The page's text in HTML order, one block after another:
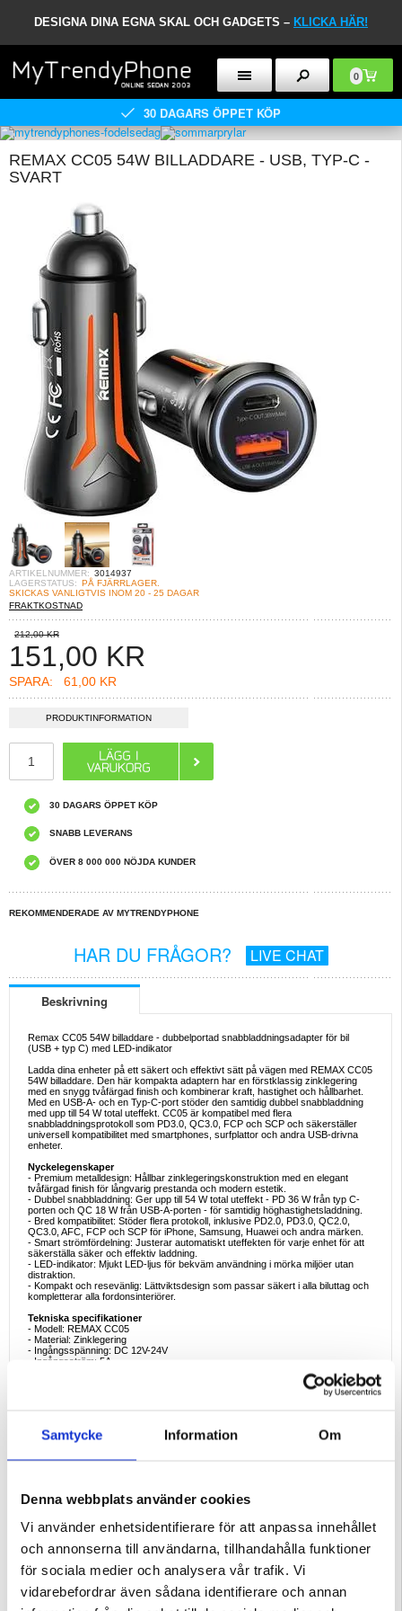
Samtycke Information Om
Denna webbplats använder cookies
Vi använder enhetsidentifierare för att anpassa innehållet
och annonserna till användarna, tillhandahålla funktioner
för sociala medier och analysera vår trafik. Vi
vidarebefordrar även sådana identifierare och annan
DESIGNA DINA EGNA SKAL OCH GADGETS – KLICKA HÄR!
0
30 DAGARS ÖPPET KÖP
REMAX CC05 54W BILLADDARE - USB, TYP-C -
SVART
ARTIKELNUMMER: 3014937
LAGERSTATUS: PÅ FJÄRRLAGER.
SKICKAS VANLIGTVIS INOM 20 - 25 DAGAR
FRAKTKOSTNAD
212,00 KR
151,00 KR
SPARA: 61,00 KR
PRODUKTINFORMATION
30 DAGARS ÖPPET KÖP
SNABB LEVERANS
ÖVER 8 000 000 NÖJDA KUNDER
REKOMMENDERADE AV MYTRENDYPHONE
HAR DU FRÅGOR? LIVE CHAT
Beskrivning
Remax CC05 54W billaddare - dubbelportad snabbladdningsadapter för bil
(USB + typ C) med LED-indikator
Ladda dina enheter på ett säkert och effektivt sätt på vägen med REMAX CC05
54W billaddare. Den här kompakta adaptern har en förstklassig zinklegering
med en snygg tvåfärgad finish och kombinerar kraft, hastighet och hållbarhet.
Med en USB-A- och en Typ-C-port stöder den samtidig dubbel snabbladdning
med upp till 54 W total uteffekt. CC05 är kompatibel med flera
snabbladdningsprotokoll som PD3.0, QC3.0, FCP och SCP och säkerställer
universell kompatibilitet med smartphones, surfplattor och andra USB-drivna
enheter.
Nyckelegenskaper
- Premium metalldesign: Hållbar zinklegeringskonstruktion med en elegant
tvåfärgad finish för långvarig prestanda och modern estetik.
- Dubbel snabbladdning: Ger upp till 54 W total uteffekt - PD 36 W från typ C-
porten och QC 18 W från USB-A-porten - för samtidig höghastighetsladdning.
- Bred kompatibilitet: Stöder flera protokoll, inklusive PD2.0, PD3.0, QC2.0,
QC3.0, AFC, FCP och SCP för iPhone, Samsung, Huawei och andra märken.
- Smart strömfördelning: Justerar automatiskt uteffekten för varje enhet för att
säkerställa säker och effektiv laddning.
- LED-indikator: Mjukt LED-ljus för bekväm användning i mörka miljöer utan
distraktion.
- Kompakt och resevänlig: Lättviktsdesign som passar säkert i alla biluttag och
kompletterar alla fordonsinteriörer.
Tekniska specifikationer
- Modell: REMAX CC05
- Material: Zinklegering
- Ingångsspänning: DC 12V-24V
- Ingångsström: 5A
- Total uteffekt: 54W
- Färg: Metallgrå / silver (tvåfärgad finish)
eller navigationsenheter.
under långa bilresor.
- Användare av flera enheter: Perfekt för förare eller passagerare som
använder flera prylar när de är på språng.
- Professionella förare: Tillförlitlig, snabb laddningslösning för taxibilar,
samåkning och leveranstjänster.
Varför välja REMAX CC05?
REMAX CC05 kombinerar premiummaterial, multiprotokollkompatibilitet och